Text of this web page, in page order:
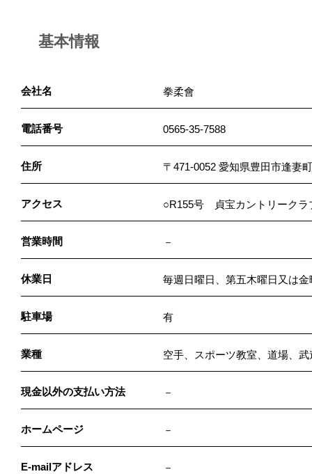
基本情報
会社名 拳柔會
電話番号 0565-35-7588
住所 〒471-0052 愛知県豊田市逢妻
アクセス ○R155号 貞宝カントリークラ
営業時間 －
休業日 毎週日曜日、第五木曜日又は金
駐車場 有
業種 空手、スポーツ教室、道場、武
現金以外の支払い方法 －
ホームページ －
E-mailアドレス －